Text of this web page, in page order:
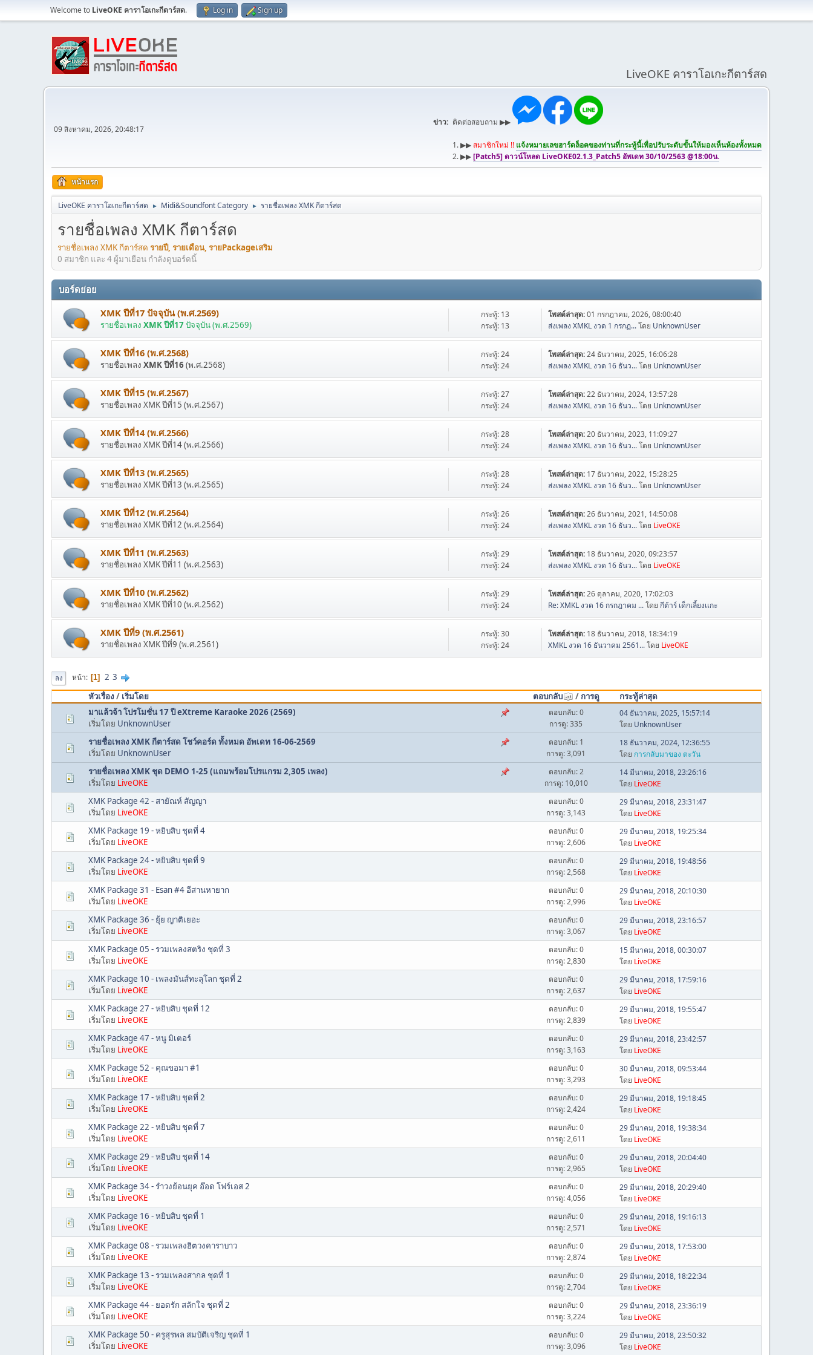
Welcome to LiveOKE คาราโอเกะกีตาร์สด. Log in Sign up
LiveOKE คาราโอเกะกีตาร์สด
09 สิงหาคม, 2026, 20:48:17
ข่าว: ติดต่อสอบถาม ▶▶
1. ▶▶สมาชิกใหม่ !! แจ้งหมายเลขฮาร์ดล็อคของท่านที่กระทู้นี้เพื่อปรับระดับขั้นให้มองเห็นห้องทั้งหมด
2. ▶▶[Patch5] ดาวน์โหลด LiveOKE02.1.3_Patch5 อัพเดท 30/10/2563 @18:00น.
หน้าแรก
LiveOKE คาราโอเกะกีตาร์สด ► Midi&Soundfont Category ► รายชื่อเพลง XMK กีตาร์สด
รายชื่อเพลง XMK กีตาร์สด
รายชื่อเพลง XMK กีตาร์สด รายปี, รายเดือน, รายPackageเสริม
0 สมาชิก และ 4 ผู้มาเยือน กำลังดูบอร์ดนี้
บอร์ดย่อย
XMK ปีที่17 ปัจจุบัน (พ.ศ.2569)
รายชื่อเพลง XMK ปีที่17ปัจจุบัน (พ.ศ.2569)
กระทู้: 13
กระทู้: 13
โพสต์ล่าสุด:01 กรกฎาคม, 2026, 08:00:40
ส่งเพลง XMKL งวด 1 กรกฏ...โดย UnknownUser
XMK ปีที่16 (พ.ศ.2568)
รายชื่อเพลง XMK ปีที่16(พ.ศ.2568)
กระทู้: 24
กระทู้: 24
โพสต์ล่าสุด:24 ธันวาคม, 2025, 16:06:28
ส่งเพลง XMKL งวด 16 ธันว...โดย UnknownUser
XMK ปีที่15 (พ.ศ.2567)
รายชื่อเพลง XMK ปีที่15 (พ.ศ.2567)
กระทู้: 27
กระทู้: 24
โพสต์ล่าสุด:22 ธันวาคม, 2024, 13:57:28
ส่งเพลง XMKL งวด 16 ธันว...โดย UnknownUser
XMK ปีที่14 (พ.ศ.2566)
รายชื่อเพลง XMK ปีที่14 (พ.ศ.2566)
กระทู้: 28
กระทู้: 24
โพสต์ล่าสุด:20 ธันวาคม, 2023, 11:09:27
ส่งเพลง XMKL งวด 16 ธันว...โดย UnknownUser
XMK ปีที่13 (พ.ศ.2565)
รายชื่อเพลง XMK ปีที่13 (พ.ศ.2565)
กระทู้: 28
กระทู้: 24
โพสต์ล่าสุด: 17 ธันวาคม, 2022, 15:28:25
ส่งเพลง XMKL งวด 16 ธันว...โดย UnknownUser
XMK ปีที่12 (พ.ศ.2564)
รายชื่อเพลง XMK ปีที่12 (พ.ศ.2564)
กระทู้: 26
กระทู้: 24
โพสต์ล่าสุด:26 ธันวาคม, 2021, 14:50:08
ส่งเพลง XMKL งวด 16 ธันว...โดย LiveOKE
XMK ปีที่11 (พ.ศ.2563)
รายชื่อเพลง XMK ปีที่11 (พ.ศ.2563)
กระทู้: 29
กระทู้: 24
โพสต์ล่าสุด: 18 ธันวาคม, 2020, 09:23:57
ส่งเพลง XMKL งวด 16 ธันว...โดย LiveOKE
XMK ปีที่10 (พ.ศ.2562)
รายชื่อเพลง XMK ปีที่10 (พ.ศ.2562)
กระทู้: 29
กระทู้: 24
โพสต์ล่าสุด:26 ตุลาคม, 2020, 17:02:03
Re: XMKL งวด 16 กรกฎาคม ...โดยกีต้าร์ เด็กเลี้ยงเเกะ
XMK ปีที่9 (พ.ศ.2561)
รายชื่อเพลง XMK ปีที่9 (พ.ศ.2561)
กระทู้: 30
กระทู้: 24
โพสต์ล่าสุด: 18 ธันวาคม, 2018, 18:34:19
XMKL งวด 16 ธันวาคม 2561...โดย LiveOKE
ลง หน้า 1 2 3
หัวเรื่อง / เริ่มโดย ตอบกลับ / การดู
กระทู้ล่าสุด
มาแล้วจ้า โปรโมชั่น 17 ปี eXtreme Karaoke 2026 (2569)
เริ่มโดย UnknownUser
ตอบกลับ: 0
การดู: 335
04 ธันวาคม, 2025, 15:57:14
โดย UnknownUser
รายชื่อเพลง XMK กีตาร์สด โชว์คอร์ด ทั้งหมด อัพเดท 16-06-2569
เริ่มโดย UnknownUser
ตอบกลับ: 1
การดู: 3,091
18 ธันวาคม, 2024, 12:36:55
โดย การกลับมาของ ตะวัน
รายชื่อเพลง XMK ชุด DEMO 1-25 (แถมพร้อมโปรแกรม 2,305 เพลง)
เริ่มโดย LiveOKE
ตอบกลับ: 2
การดู: 10,010
14 มีนาคม, 2018, 23:26:16
โดย LiveOKE
XMK Package 42 - สายัณห์ สัญญา
เริ่มโดย LiveOKE
ตอบกลับ: 0
การดู: 3,143
29 มีนาคม, 2018, 23:31:47
โดย LiveOKE
XMK Package 19 - หยิบสิบ ชุดที่ 4
เริ่มโดย LiveOKE
ตอบกลับ: 0
การดู: 2,606
29 มีนาคม, 2018, 19:25:34
โดย LiveOKE
XMK Package 24 - หยิบสิบ ชุดที่ 9
เริ่มโดย LiveOKE
ตอบกลับ: 0
การดู: 2,568
29 มีนาคม, 2018, 19:48:56
โดย LiveOKE
XMK Package 31 - Esan #4 อีสานหายาก
เริ่มโดย LiveOKE
ตอบกลับ: 0
การดู: 2,996
29 มีนาคม, 2018, 20:10:30
โดย LiveOKE
XMK Package 36 - ยุ้ย ญาติเยอะ
เริ่มโดย LiveOKE
ตอบกลับ: 0
การดู: 3,067
29 มีนาคม, 2018, 23:16:57
โดย LiveOKE
XMK Package 05 - รวมเพลงสตริง ชุดที่ 3
เริ่มโดย LiveOKE
ตอบกลับ: 0
การดู: 2,830
15 มีนาคม, 2018, 00:30:07
โดย LiveOKE
XMK Package 10 - เพลงมันส์ทะลุโลก ชุดที่ 2
เริ่มโดย LiveOKE
ตอบกลับ: 0
การดู: 2,637
29 มีนาคม, 2018, 17:59:16
โดย LiveOKE
XMK Package 27 - หยิบสิบ ชุดที่ 12
เริ่มโดย LiveOKE
ตอบกลับ: 0
การดู: 2,839
29 มีนาคม, 2018, 19:55:47
โดย LiveOKE
XMK Package 47 - หนู มิเตอร์
เริ่มโดย LiveOKE
ตอบกลับ: 0
การดู: 3,163
29 มีนาคม, 2018, 23:42:57
โดย LiveOKE
XMK Package 52 - คุณขอมา #1
เริ่มโดย LiveOKE
ตอบกลับ: 0
การดู: 3,293
30 มีนาคม, 2018, 09:53:44
โดย LiveOKE
XMK Package 17 - หยิบสิบ ชุดที่ 2
เริ่มโดย LiveOKE
ตอบกลับ: 0
การดู: 2,424
29 มีนาคม, 2018, 19:18:45
โดย LiveOKE
XMK Package 22 - หยิบสิบ ชุดที่ 7
เริ่มโดย LiveOKE
ตอบกลับ: 0
การดู: 2,611
29 มีนาคม, 2018, 19:38:34
โดย LiveOKE
XMK Package 29 - หยิบสิบ ชุดที่ 14
เริ่มโดย LiveOKE
ตอบกลับ: 0
การดู: 2,965
29 มีนาคม, 2018, 20:04:40
โดย LiveOKE
XMK Package 34 - รำวงย้อนยุค อ๊อด โฟร์เอส 2
เริ่มโดย LiveOKE
ตอบกลับ: 0
การดู: 4,056
29 มีนาคม, 2018, 20:29:40
โดย LiveOKE
XMK Package 16 - หยิบสิบ ชุดที่ 1
เริ่มโดย LiveOKE
ตอบกลับ: 0
การดู: 2,571
29 มีนาคม, 2018, 19:16:13
โดย LiveOKE
XMK Package 08 - รวมเพลงฮิตวงคาราบาว
เริ่มโดย LiveOKE
ตอบกลับ: 0
การดู: 2,874
29 มีนาคม, 2018, 17:53:00
โดย LiveOKE
XMK Package 13 - รวมเพลงสากล ชุดที่ 1
เริ่มโดย LiveOKE
ตอบกลับ: 0
การดู: 2,704
29 มีนาคม, 2018, 18:22:34
โดย LiveOKE
XMK Package 44 - ยอดรัก สลักใจ ชุดที่ 2
เริ่มโดย LiveOKE
ตอบกลับ: 0
การดู: 3,224
29 มีนาคม, 2018, 23:36:19
โดย LiveOKE
XMK Package 50 - ครูสุรพล สมบัติเจริญ ชุดที่ 1
เริ่มโดย LiveOKE
ตอบกลับ: 0
การดู: 3,096
29 มีนาคม, 2018, 23:50:32
โดย LiveOKE